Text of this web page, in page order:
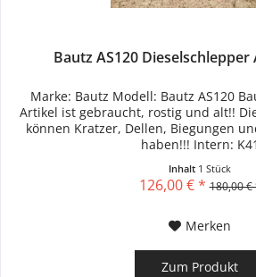
Bautz AS120
Marke: Bautz Modell: Bautz AS120
Artikel ist gebraucht, rostig und alt!!
können Kratzer, Dellen, Biegungen
haben!!! Intern: K41
Inhalt 1 Stück
126,00 € * 180,00 €
Merken
Zum Produkt